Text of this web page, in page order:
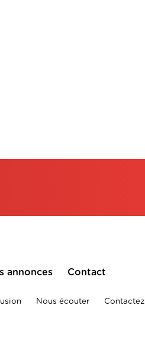
annonces Contact
Nous écouter